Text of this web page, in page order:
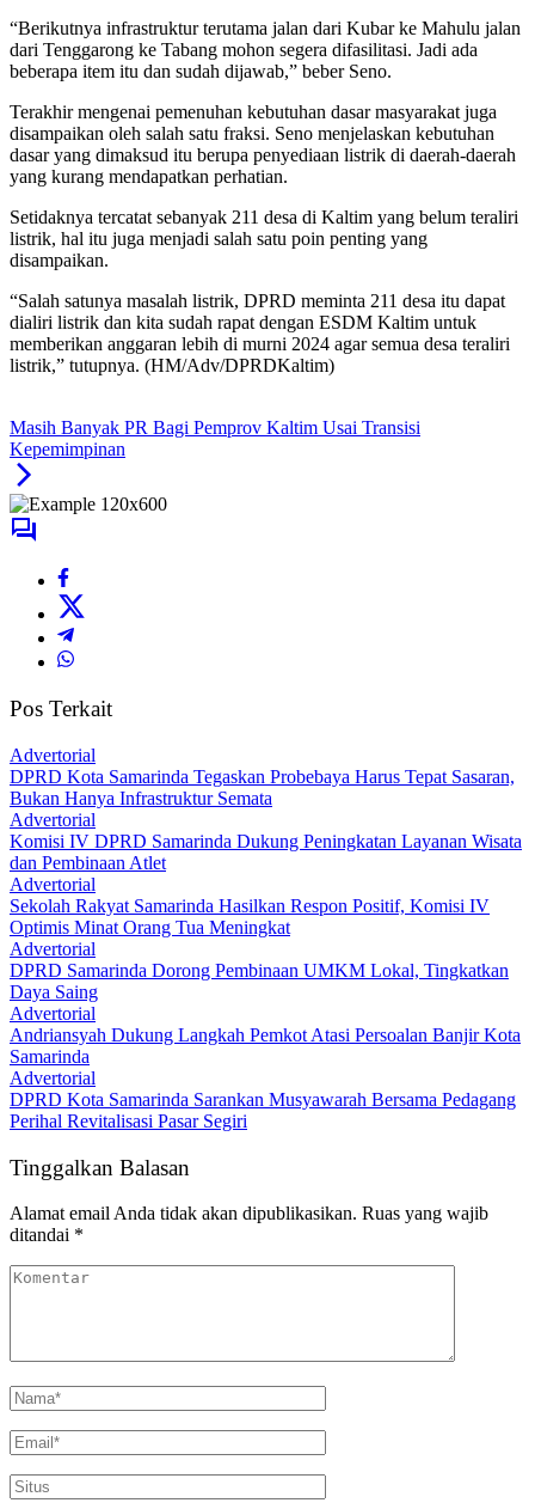
“Berikutnya infrastruktur terutama jalan dari Kubar ke Mahulu jalan
dari Tenggarong ke Tabang mohon segera difasilitasi. Jadi ada
beberapa item itu dan sudah dijawab,” beber Seno.
Terakhir mengenai pemenuhan kebutuhan dasar masyarakat juga
disampaikan oleh salah satu fraksi. Seno menjelaskan kebutuhan
dasar yang dimaksud itu berupa penyediaan listrik di daerah-daerah
yang kurang mendapatkan perhatian.
Setidaknya tercatat sebanyak 211 desa di Kaltim yang belum teraliri
listrik, hal itu juga menjadi salah satu poin penting yang
disampaikan.
“Salah satunya masalah listrik, DPRD meminta 211 desa itu dapat
dialiri listrik dan kita sudah rapat dengan ESDM Kaltim untuk
memberikan anggaran lebih di murni 2024 agar semua desa teraliri
listrik,” tutupnya. (HM/Adv/DPRDKaltim)
Masih Banyak PR Bagi Pemprov Kaltim Usai Transisi
Kepemimpinan
Pos Terkait
Advertorial
DPRD Kota Samarinda Tegaskan Probebaya Harus Tepat Sasaran,
Bukan Hanya Infrastruktur Semata
Advertorial
Komisi IV DPRD Samarinda Dukung Peningkatan Layanan Wisata
dan Pembinaan Atlet
Advertorial
Sekolah Rakyat Samarinda Hasilkan Respon Positif, Komisi IV
Optimis Minat Orang Tua Meningkat
Advertorial
DPRD Samarinda Dorong Pembinaan UMKM Lokal, Tingkatkan
Daya Saing
Advertorial
Andriansyah Dukung Langkah Pemkot Atasi Persoalan Banjir Kota
Samarinda
Advertorial
DPRD Kota Samarinda Sarankan Musyawarah Bersama Pedagang
Perihal Revitalisasi Pasar Segiri
Tinggalkan Balasan
Alamat email Anda tidak akan dipublikasikan. Ruas yang wajib
ditandai *